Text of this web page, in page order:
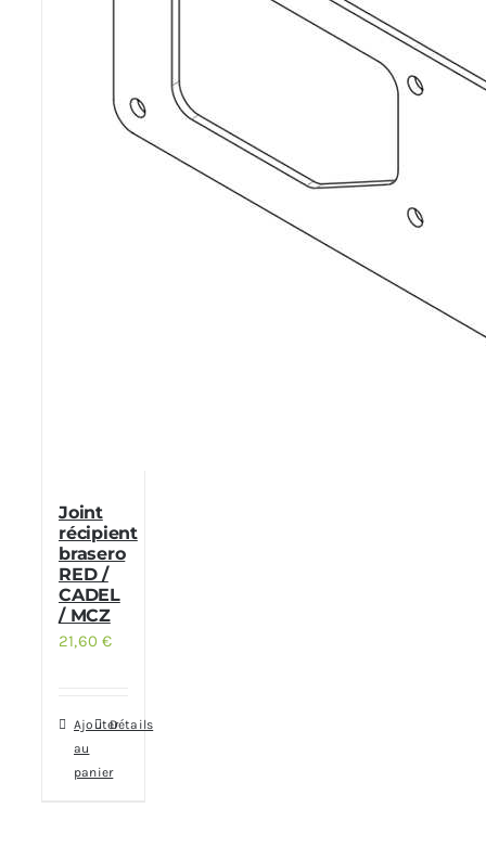
Joint
récipient
brasero
RED /
CADEL
/ MCZ
21,60€
Ajouter
au
panier
Détails